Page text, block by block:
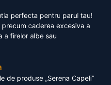
perfecta pentru parul tau!
caderea excesiva a
a firelor albe sau
de produse „Serena Capeli”